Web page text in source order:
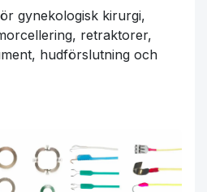
gynekologisk kirurgi,
retraktorer,
hudförslutning och